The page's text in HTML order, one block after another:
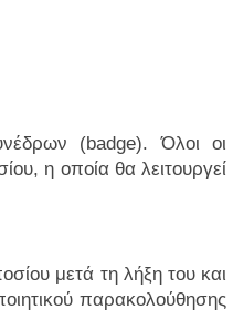
(badge). Όλοι οι
η οποία θα λειτουργεί
μετά τη λήξη του και
παρακολούθησης